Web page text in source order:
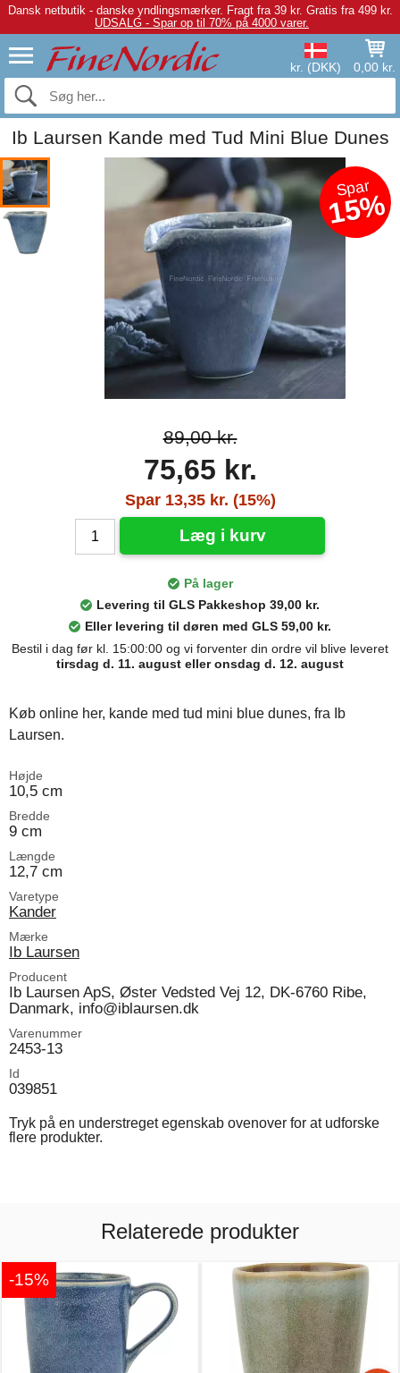
Dansk netbutik - danske yndlingsmærker. Fragt fra 39 kr. Gratis fra 499 kr.
UDSALG - Spar op til 70% på 4000 varer.
kr. (DKK) 0,00 kr.
Ib Laursen Kande med Tud Mini Blue Dunes
Spar
15%
89,00 kr.
75,65 kr.
Spar 13,35 kr. (15%)
Læg i kurv
På lager
Levering til GLS Pakkeshop 39,00 kr.
Eller levering til døren med GLS 59,00 kr.
Bestil i dag før kl. 15:00:00 og vi forventer din ordre vil blive leveret
tirsdag d. 11. august eller onsdag d. 12. august
Køb online her, kande med tud mini blue dunes, fra Ib
Laursen.
Højde
10,5 cm
Bredde
9 cm
Længde
12,7 cm
Varetype
Kander
Mærke
Ib Laursen
Producent
Ib Laursen ApS, Øster Vedsted Vej 12, DK-6760 Ribe,
Danmark, info@iblaursen.dk
Varenummer
2453-13
Id
039851
Tryk på en understreget egenskab ovenover for at udforske
flere produkter.
Relaterede produkter
-15%